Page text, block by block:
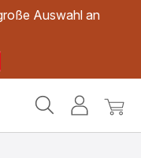
Auswahl an
Mein
Mein